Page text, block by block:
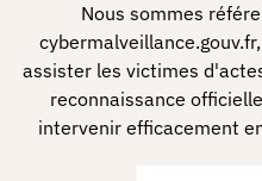
Nous sommes
assister les victimes
reconnaissance
intervenir efficacement